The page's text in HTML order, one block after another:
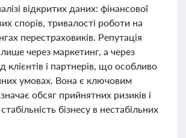
відкритих даних: фінансової
спорів, тривалості роботи на
перестраховиків. Репутація
через маркетинг, а через
клієнтів і партнерів, що особливо
умовах. Вона є ключовим
обсяг прийнятних ризиків і
бізнесу в нестабільних